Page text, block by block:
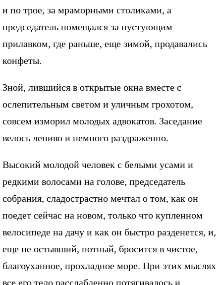
и по трое, за мраморными столиками, а
председатель помещался за пустующим
прилавком, где раньше, еще зимой, продавались
конфеты.
Зной, лившийся в открытые окна вместе с
ослепительным светом и уличным грохотом,
совсем изморил молодых адвокатов. Заседание
велось лениво и немного раздраженно.
Высокий молодой человек с белыми усами и
редкими волосами на голове, председатель
собрания, сладострастно мечтал о том, как он
поедет сейчас на новом, только что купленном
велосипеде на дачу и как он быстро разденется, и,
еще не остывший, потный, бросится в чистое,
благоуханное, прохладное море. При этих мыслях
все его тело расслабленно потягивалось и